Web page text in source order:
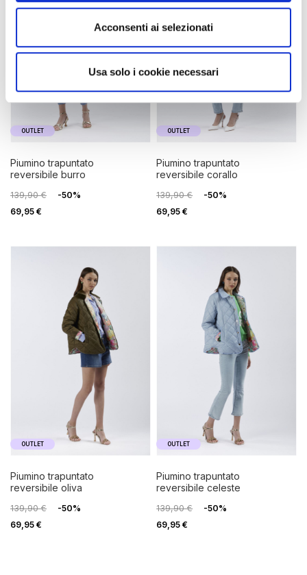
Acconsenti ai selezionati
Usa solo i cookie necessari
OUTLET
piumino trapuntato
reversibile burro
139,90 €
-50%
69,95 €
OUTLET
piumino trapuntato
reversibile corallo
139,90 €
-50%
69,95 €
OUTLET
piumino trapuntato
reversibile oliva
139,90 €
-50%
69,95 €
OUTLET
piumino trapuntato
reversibile celeste
139,90 €
-50%
69,95 €